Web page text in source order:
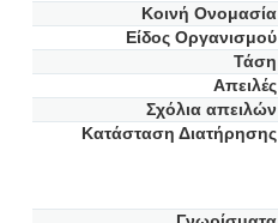
Κοινή Ονομασία
Είδος Οργανισμού
Τάση
Απειλές
Σχόλια απειλών
Κατάσταση Διατήρησης